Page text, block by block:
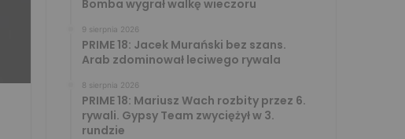
Bomba wygrał walkę wieczoru
9 sierpnia 2026
PRIME 18: Jacek Murański bez szans.
Arab zdominował leciwego rywala
8 sierpnia 2026
PRIME 18: Mariusz Wach rozbity przez 6.
rywali. Gypsy Team zwyciężył w 3.
rundzie